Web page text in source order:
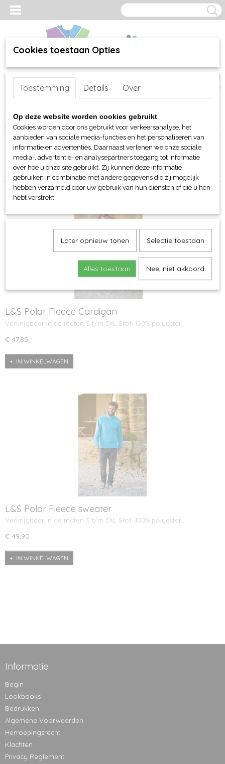
Inloggen Registreren
(0)
Home >webshop>Per merk >Lemon & Soda>
Fleeces
Sorteer op:
L&S Polar Fleece Cardigan
Verkrijgbaar in de maten S t/m 3XL Stof: 100% polyester,…
€ 47,85
IN WINKELWAGEN
L&S Polar Fleece sweater
Verkrijgbaar in de maten S t/m 3XL Stof: 100% polyester,…
€ 49,90
IN WINKELWAGEN
Informatie
Begin
Lookbooks
Bedrukken
Algemene Voorwaarden
Herroepingsrecht
Klachten
Privacy Reglement
Cookies toestaan Opties
Toestemming Details Over
Op deze website worden cookies gebruikt
Cookies worden door ons gebruikt voor verkeersanalyse, het
aanbieden van sociale media-functies en het personaliseren van
informatie en advertenties. Daarnaast verlenen we onze sociale
media-, advertentie- en analysepartners toegang tot informatie
over hoe u onze site gebruikt. Zij kunnen deze informatie
gebruiken in combinatie met andere gegevens die zij mogelijk
hebben verzameld door uw gebruik van hun diensten of die u hen
hebt verstrekt.
Later opnieuw tonen Selectie toestaan
Alles toestaan Nee, niet akkoord